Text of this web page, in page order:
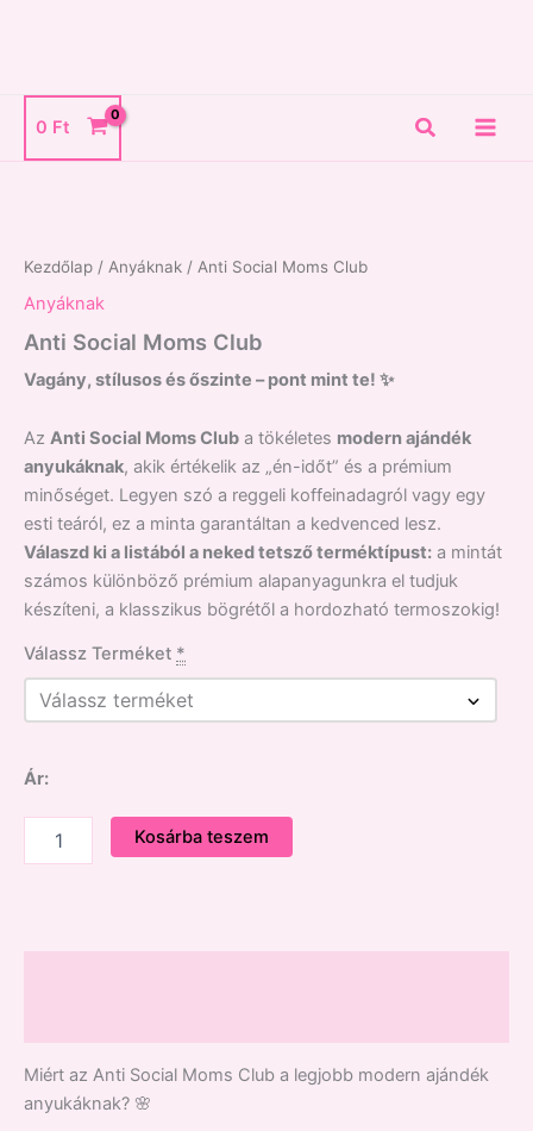
0 Ft Search
Kezdőlap / Anyáknak / Anti Social Moms Club
Anyáknak
Anti Social Moms Club
Vagány, stílusos és őszinte – pont mint te! ✨
Az Anti Social Moms Club a tökéletes modern ajándék
anyukáknak, akik értékelik az „én-időt” és a prémium
minőséget. Legyen szó a reggeli koffeinadagról vagy egy
esti teáról, ez a minta garantáltan a kedvenced lesz.
Válaszd ki a listából a neked tetsző terméktípust: a mintát
számos különböző prémium alapanyagunkra el tudjuk
készíteni, a klasszikus bögrétől a hordozható termoszokig!
Válassz Terméket *
Ár:
mennyiség
Kosárba teszem
Miért az Anti Social Moms Club a legjobb modern ajándék
anyukáknak? 🌸